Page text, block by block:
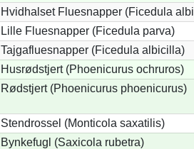
Hvidhalset Fluesnapper (Ficedula
Lille Fluesnapper (Ficedula parva)
Tajgafluesnapper (Ficedula albicilla)
Husrødstjert (Phoenicurus ochruros)
Rødstjert (Phoenicurus phoenicurus)
Stendrossel (Monticola saxatilis)
Bynkefugl (Saxicola rubetra)